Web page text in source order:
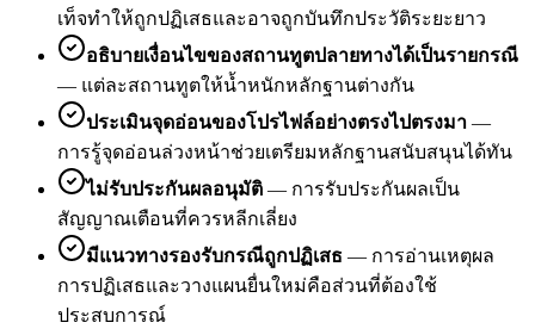
เท็จทำให้ถูกปฏิเสธและอาจถูกบันทึกประวัติระยะยาว
อธิบายเงื่อนไขของสถานทูตปลายทางได้เป็นรายกรณี
— แต่ละสถานทูตให้น้ำหนักหลักฐานต่างกัน
ประเมินจุดอ่อนของโปรไฟล์อย่างตรงไปตรงมา —
การรู้จุดอ่อนล่วงหน้าช่วยเตรียมหลักฐานสนับสนุนได้ทัน
ไม่รับประกันผลอนุมัติ — การรับประกันผลเป็น
สัญญาณเตือนที่ควรหลีกเลี่ยง
มีแนวทางรองรับกรณีถูกปฏิเสธ — การอ่านเหตุผล
การปฏิเสธและวางแผนยื่นใหม่คือส่วนที่ต้องใช้
ประสบการณ์